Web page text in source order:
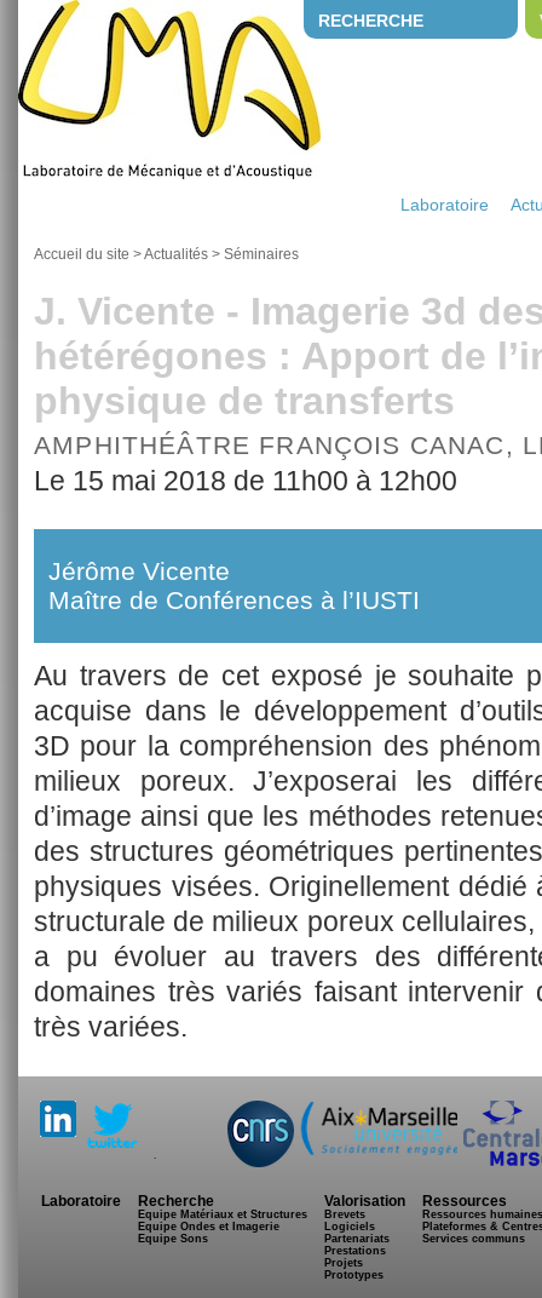
RECHERCHE
Laboratoire
Accueil du site >Actualités > Séminaires
J. Vicente - Imagerie 3d
hétérégones : Apport de
physique de transferts
AMPHITHÉÂTRE FRANÇOIS CANAC,
Le 15 mai 2018 de 11h00 à 12h00
Jérôme Vicente
Maître de Conférences à l’IUSTI
Au travers de cet exposé je souhaite
acquise dans le développement
3D pour la compréhension des
milieux poreux. J’exposerai les
d’image ainsi que les méthodes
des structures géométriques
physiques visées. Originellement dédié
structurale de milieux poreux
a pu évoluer au travers des
domaines très variés faisant intervenir
très variées.
Laboratoire Recherche
Equipe Matériaux et Structures
Equipe Ondes et Imagerie
Equipe Sons
Valorisation
Brevets
Logiciels
Partenariats
Prestations
Projets
Prototypes
Ressources
Ressources humaines
Plateformes &
Services communs